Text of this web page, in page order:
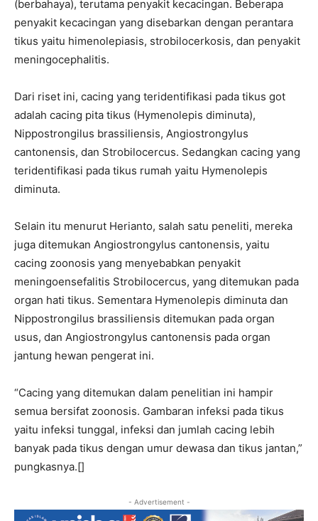
(berbahaya), terutama penyakit kecacingan. Beberapa
penyakit kecacingan yang disebarkan dengan perantara
tikus yaitu himenolepiasis, strobilocerkosis, dan penyakit
meningocephalitis.
Dari riset ini, cacing yang teridentifikasi pada tikus got
adalah cacing pita tikus (Hymenolepis diminuta),
Nippostrongilus brassiliensis, Angiostrongylus
cantonensis, dan Strobilocercus. Sedangkan cacing yang
teridentifikasi pada tikus rumah yaitu Hymenolepis
diminuta.
Selain itu menurut Herianto, salah satu peneliti, mereka
juga ditemukan Angiostrongylus cantonensis, yaitu
cacing zoonosis yang menyebabkan penyakit
meningoensefalitis Strobilocercus, yang ditemukan pada
organ hati tikus. Sementara Hymenolepis diminuta dan
Nippostrongilus brassiliensis ditemukan pada organ
usus, dan Angiostrongylus cantonensis pada organ
jantung hewan pengerat ini.
“Cacing yang ditemukan dalam penelitian ini hampir
semua bersifat zoonosis. Gambaran infeksi pada tikus
yaitu infeksi tunggal, infeksi dan jumlah cacing lebih
banyak pada tikus dengan umur dewasa dan tikus jantan,”
pungkasnya.[]
- Advertisement -